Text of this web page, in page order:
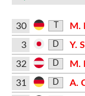
30
M.
3
D Y.
32 D
M.
31
D A.